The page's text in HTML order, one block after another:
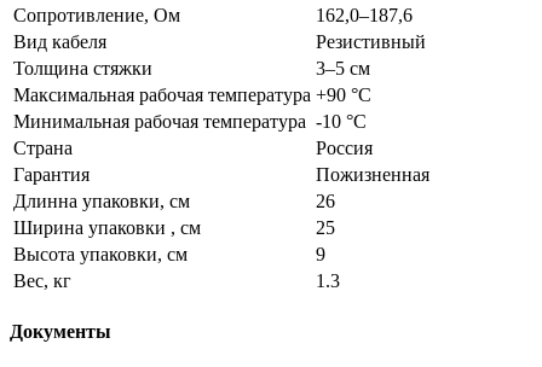
Сопротивление, Ом
162,0–187,6
Вид кабеля
Резистивный
Толщина стяжки
3–5 см
Максимальная рабочая температура +90 °C
Минимальная рабочая температура -10 °C
Страна
Россия
Гарантия
Пожизненная
Длинна упаковки, см
26
Ширина упаковки , см
25
Высота упаковки, см
9
Вес, кг
1.3
Документы